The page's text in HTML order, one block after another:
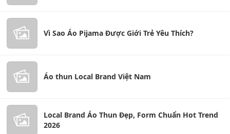
Vì Sao Áo Pijama Được Giới Trẻ Yêu Thích?
Áo thun Local Brand Việt Nam
Local Brand Áo Thun Đẹp, Form Chuẩn Hot Trend
2026